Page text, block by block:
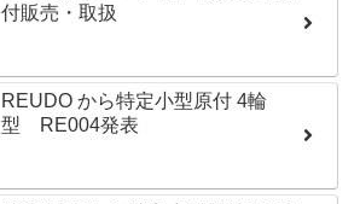
付販売・取扱
REUDO から特定小型原付 4輪
型 RE004発表